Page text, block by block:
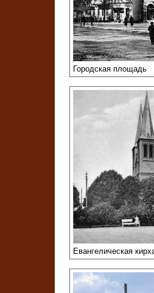
Городская площадь
Евангелическая